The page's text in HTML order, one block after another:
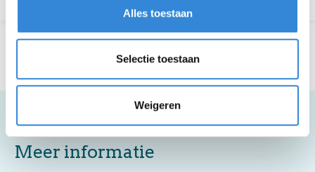
Alles toestaan
Selectie toestaan
Weigeren
Meer informatie